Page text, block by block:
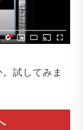
試してみま